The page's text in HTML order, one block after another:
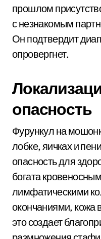
прошлом
с незнакомым
Он подтвердит
опровергнет.
опасность
Фурункул на
лобке, яичках и
опасность для
богата
лимфатическими
окончаниями, кожа
это создает